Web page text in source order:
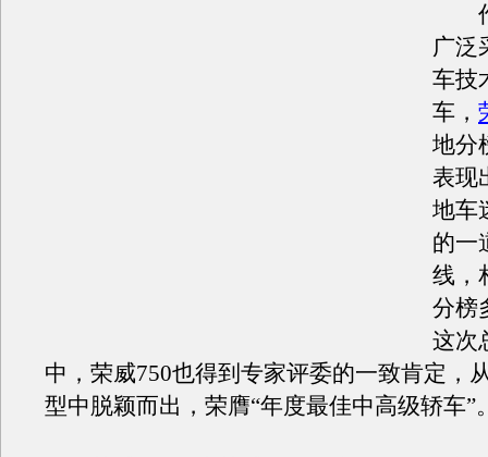
作
广泛
车技
车，
地分
表现
地车
的一
线，
分榜
这次
中，荣威750也得到专家评委的一致肯定，
型中脱颖而出，荣膺“年度最佳中高级轿车”